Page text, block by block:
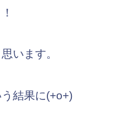
います。
結果に(+o+)